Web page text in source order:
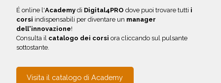
É online l'Academy di Digital4PRO dove puoi trovare tutti i
corsi indispensabili per diventare un manager
dell'innovazione!
Consulta il catalogo dei corsi ora cliccando sul pulsante
sottostante.
Visita il catalogo di Academy